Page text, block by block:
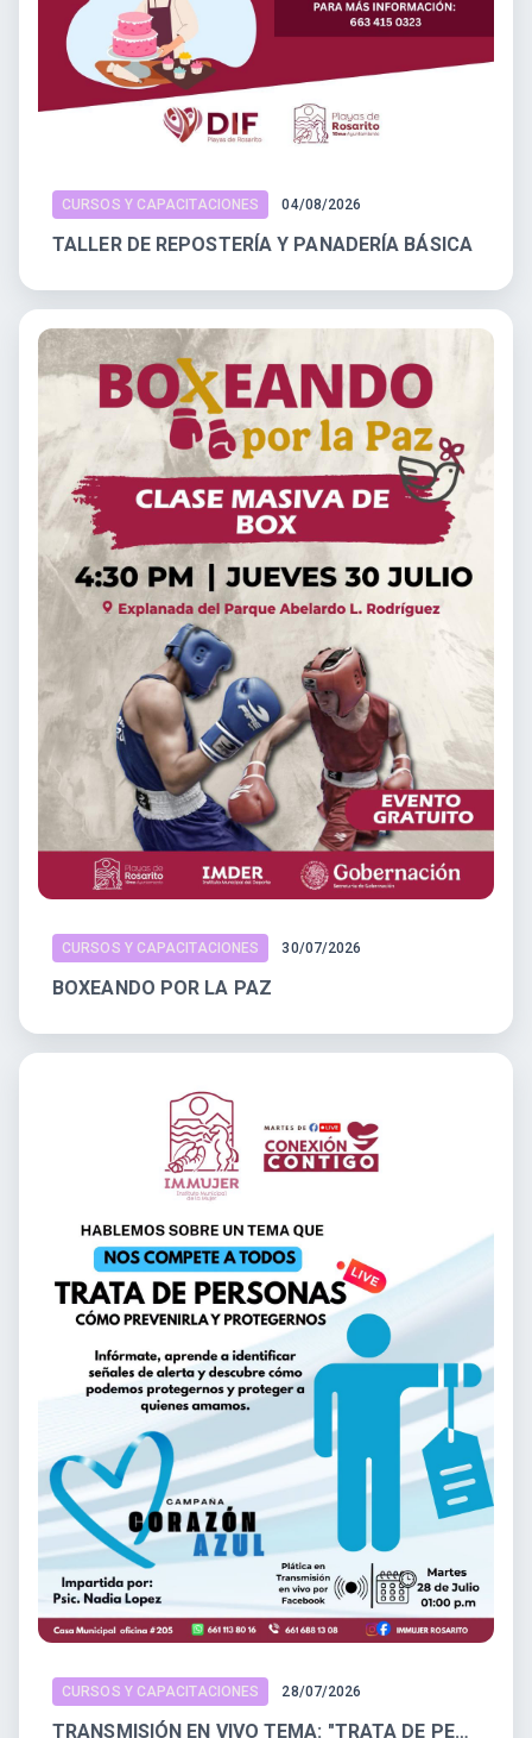
CURSOS Y CAPACITACIONES 04/08/2026
TALLER DE REPOSTERÍA Y PANADERÍA BÁSICA
CURSOS Y CAPACITACIONES 30/07/2026
BOXEANDO POR LA PAZ
CURSOS Y CAPACITACIONES 28/07/2026
TRANSMISIÓN EN VIVO TEMA: "TRATA DE PERSONAS: COMO PREVENIRLA Y PROTEGERNOS"